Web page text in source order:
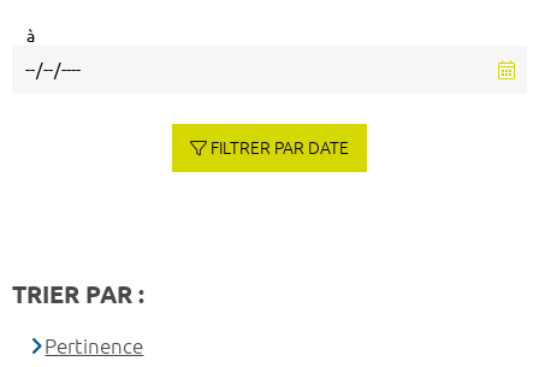
à
FILTRER PAR DATE
TRIER PAR :
Pertinence